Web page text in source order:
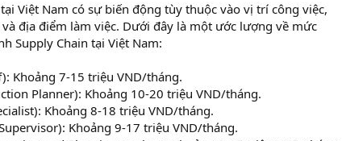
Việt Nam có sự biến động tùy thuộc vào vị trí công việc,
địa điểm làm việc. Dưới đây là một ước lượng về mức
Supply Chain tại Việt Nam:
Khoảng 7-15 triệu VND/tháng.
Planner): Khoảng 10-20 triệu VND/tháng.
Khoảng 8-18 triệu VND/tháng.
Khoảng 9-17 triệu VND/tháng.